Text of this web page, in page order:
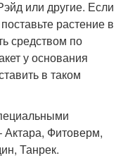
или другие. Если
растение в
средством по
у основания
в таком
Актара, Фитоверм,
Танрек.